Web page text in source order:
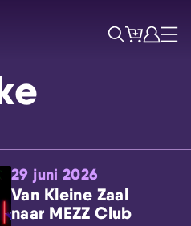
ZoekTicketsAccount
Menu
29 juni 2026
Van Kleine Zaal
naar MEZZ Club